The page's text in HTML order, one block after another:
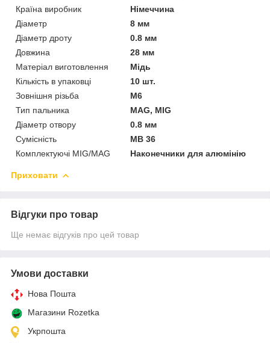
Країна виробник
Німеччина
Діаметр
8 мм
Діаметр дроту
0.8 мм
Довжина
28 мм
Матеріал виготовлення
Мідь
Кількість в упаковці
10 шт.
Зовнішня різьба
M6
Тип пальника
MAG, MIG
Діаметр отвору
0.8 мм
Сумісність
MB 36
Комплектуючі MIG/MAG
Наконечники для алюмінію
Приховати
Відгуки про товар
Ще немає відгуків про цей товар
Умови доставки
Нова Пошта
Магазини Rozetka
Укрпошта